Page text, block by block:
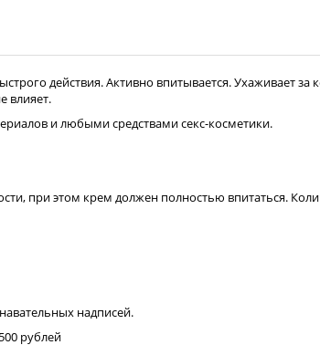
действия. Активно впитывается. Ухаживает
влияет.
и любыми средствами секс-косметики.
при этом крем должен полностью впитаться.
надписей.
рублей